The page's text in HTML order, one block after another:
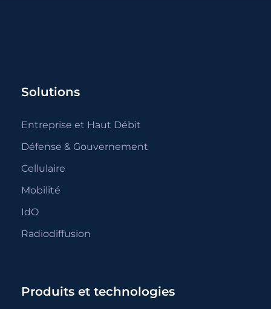
Solutions
Entreprise et Haut Débit
Défense & Gouvernement
Cellulaire
Mobilité
IdO
Radiodiffusion
Produits et technologies